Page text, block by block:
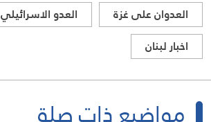
العدوان على غزة
العدو الاسرائيلي
اخبار لبنان